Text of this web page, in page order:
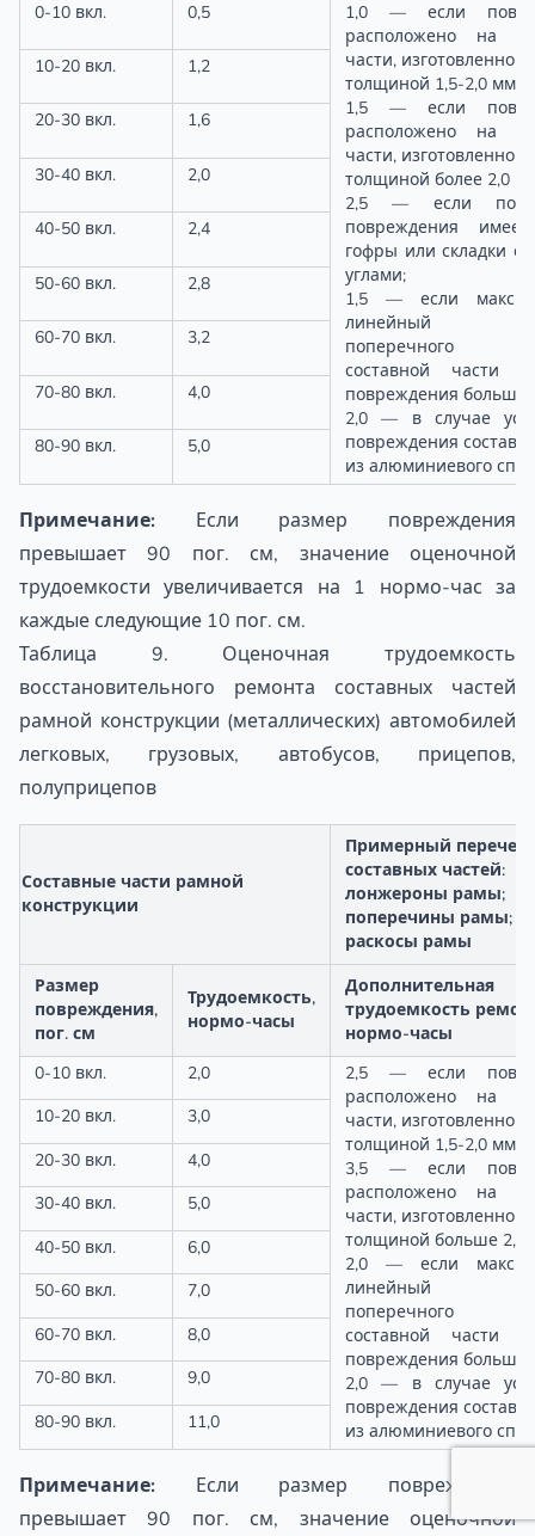
0-10 вкл.
0,5
1,0 — если
расположено на
части, изготовленной
толщиной 1,5-2,0 мм;
1,5 — если
расположено на
части, изготовленной
толщиной более 2,0
2,5 — если
повреждения
гофры или складки с
углами;
1,5 — если
линейный
поперечного
составной части
повреждения больше
2,0 — в случае
повреждения
из алюминиевого
10-20 вкл. 1,2
20-30 вкл. 1,6
30-40 вкл. 2,0
40-50 вкл. 2,4
50-60 вкл. 2,8
60-70 вкл. 3,2
70-80 вкл. 4,0
80-90 вкл. 5,0
Примечание: Если размер повреждения
превышает 90 пог. см, значение оценочной
трудоемкости увеличивается на 1 нормо-час за
каждые следующие 10 пог. см.
Таблица 9. Оценочная трудоемкость
восстановительного ремонта составных частей
рамной конструкции (металлических) автомобилей
легковых, грузовых, автобусов, прицепов,
полуприцепов
Составные части рамной
конструкции
Примерный
составных частей:
лонжероны рамы;
поперечины рамы;
раскосы рамы
Размер
повреждения,
пог. см
Трудоемкость,
нормо-часы
Дополнительная
трудоемкость
нормо-часы
0-10 вкл.
2,0
2,5 — если
расположено на
части, изготовленной
толщиной 1,5-2,0 мм;
3,5 — если
расположено на
части, изготовленной
толщиной больше 2,0
2,0 — если
линейный
поперечного
составной части
повреждения больше
2,0 — в случае
повреждения
из алюминиевого
10-20 вкл.
3,0
20-30 вкл.
4,0
30-40 вкл.
5,0
40-50 вкл.
6,0
50-60 вкл.
7,0
60-70 вкл.
8,0
70-80 вкл.
9,0
80-90 вкл.
11,0
Примечание: Если размер повреждения
превышает 90 пог. см, значение оценочной